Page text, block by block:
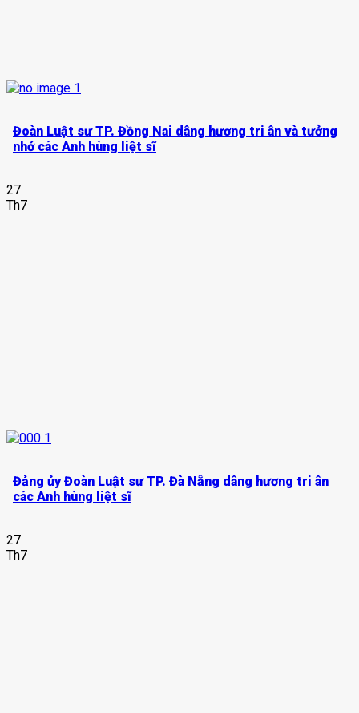
Đoàn Luật sư TP. Đồng Nai dâng hương tri ân và tưởng
nhớ các Anh hùng liệt sĩ
27
Th7
Đảng ủy Đoàn Luật sư TP. Đà Nẵng dâng hương tri ân
các Anh hùng liệt sĩ
27
Th7